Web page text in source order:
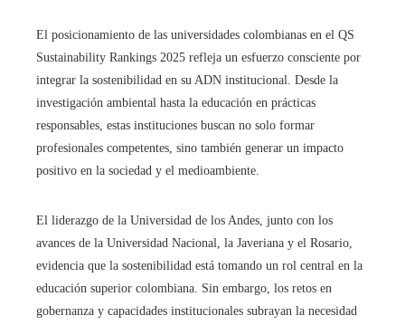
El posicionamiento de las universidades colombianas en el QS
Sustainability Rankings 2025 refleja un esfuerzo consciente por
integrar la sostenibilidad en su ADN institucional. Desde la
investigación ambiental hasta la educación en prácticas
responsables, estas instituciones buscan no solo formar
profesionales competentes, sino también generar un impacto
positivo en la sociedad y el medioambiente.
El liderazgo de la Universidad de los Andes, junto con los
avances de la Universidad Nacional, la Javeriana y el Rosario,
evidencia que la sostenibilidad está tomando un rol central en la
educación superior colombiana. Sin embargo, los retos en
gobernanza y capacidades institucionales subrayan la necesidad